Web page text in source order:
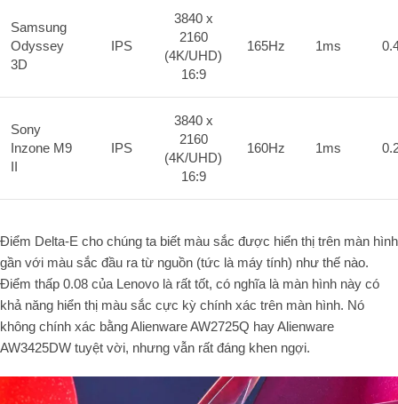
Samsung
Odyssey
3D
IPS
3840 x
2160
(4K/UHD)
16:9
165Hz 1ms
Sony
Inzone M9
II
IPS
3840 x
2160
(4K/UHD)
16:9
160Hz 1ms
Điểm Delta-E cho chúng ta biết màu sắc được hiển thị trên màn hình
gần với màu sắc đầu ra từ nguồn (tức là máy tính) như thế nào.
Điểm thấp 0.08 của Lenovo là rất tốt, có nghĩa là màn hình này có
khả năng hiển thị màu sắc cực kỳ chính xác trên màn hình. Nó
không chính xác bằng Alienware AW2725Q hay Alienware
AW3425DW tuyệt vời, nhưng vẫn rất đáng khen ngợi.